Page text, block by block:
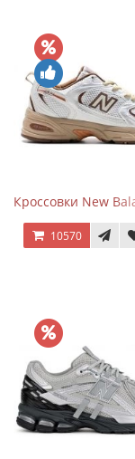
Кроссовки New
10570